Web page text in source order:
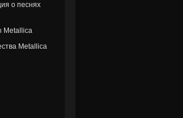
о песнях
Metallica
Metallica